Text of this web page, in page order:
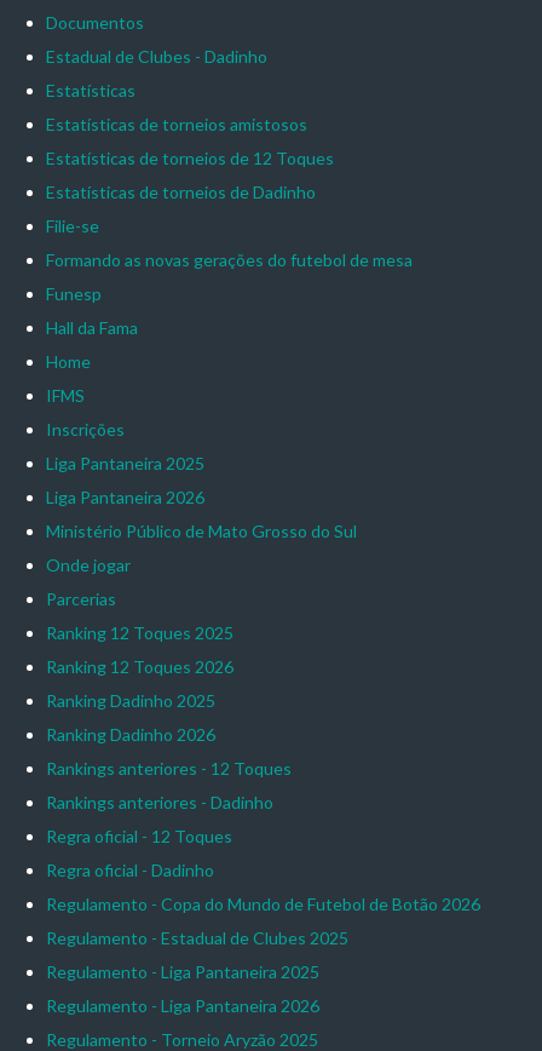
Documentos
Estadual de Clubes - Dadinho
Estatísticas
Estatísticas de torneios amistosos
Estatísticas de torneios de 12 Toques
Estatísticas de torneios de Dadinho
Filie-se
Formando as novas gerações do futebol de mesa
Funesp
Hall da Fama
Home
IFMS
Inscrições
Liga Pantaneira 2025
Liga Pantaneira 2026
Ministério Público de Mato Grosso do Sul
Onde jogar
Parcerias
Ranking 12 Toques 2025
Ranking 12 Toques 2026
Ranking Dadinho 2025
Ranking Dadinho 2026
Rankings anteriores - 12 Toques
Rankings anteriores - Dadinho
Regra oficial - 12 Toques
Regra oficial - Dadinho
Regulamento - Copa do Mundo de Futebol de Botão 2026
Regulamento - Estadual de Clubes 2025
Regulamento - Liga Pantaneira 2025
Regulamento - Liga Pantaneira 2026
Regulamento - Torneio Aryzão 2025